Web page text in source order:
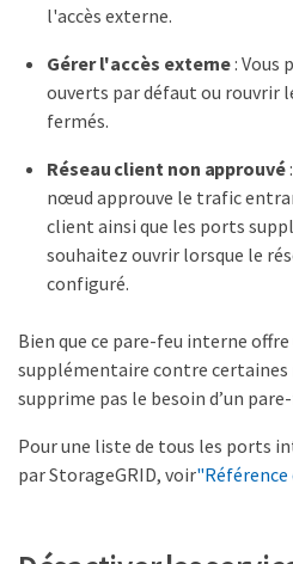
l'accès externe.
Gérer l'accès externe: Vous
ouverts par défaut ou rouvrir
fermés.
Réseau client non approuvé
nœud approuve le trafic
client ainsi que les ports
souhaitez ouvrir lorsque le
configuré.
Bien que ce pare-feu interne
supplémentaire contre certaines
supprime pas le besoin d’un
Pour une liste de tous les ports
par StorageGRID, voir